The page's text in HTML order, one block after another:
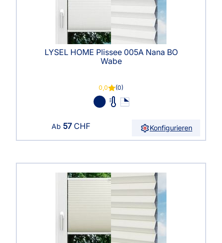
LYSEL HOME Plissee 005A Nana BO
Wabe
0,0 (0)
Ab 57 CHF Konfigurieren